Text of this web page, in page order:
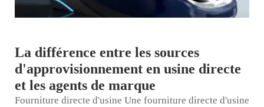
La différence entre les sources
d'approvisionnement en usine directe
et les agents de marque
Fourniture directe d'usine Une fourniture directe d'usine